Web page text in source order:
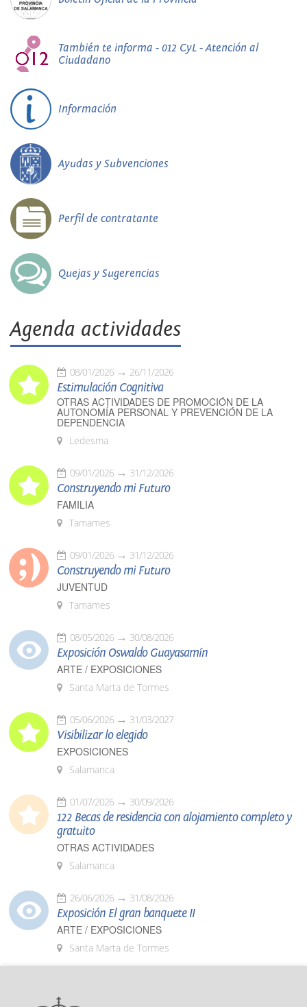
También te informa - 012 CyL - Atención al
Ciudadano
Información
Ayudas y Subvenciones
Perfil de contratante
Quejas y Sugerencias
Agenda actividades
08/01/2026 26/11/2026
Estimulación Cognitiva
OTRAS ACTIVIDADES DE PROMOCIÓN DE LA
AUTONOMÍA PERSONAL Y PREVENCIÓN DE LA
DEPENDENCIA
Ledesma
09/01/2026 31/12/2026
Construyendo mi Futuro
FAMILIA
Tamames
09/01/2026 31/12/2026
Construyendo mi Futuro
JUVENTUD
Tamames
08/05/2026 30/08/2026
Exposición Oswaldo Guayasamín
ARTE / EXPOSICIONES
Santa Marta de Tormes
05/06/2026 31/03/2027
Visibilizar lo elegido
EXPOSICIONES
Salamanca
01/07/2026 30/09/2026
122 Becas de residencia con alojamiento completo y
gratuito
OTRAS ACTIVIDADES
Salamanca
26/06/2026 31/08/2026
Exposición El gran banquete II
ARTE / EXPOSICIONES
Santa Marta de Tormes